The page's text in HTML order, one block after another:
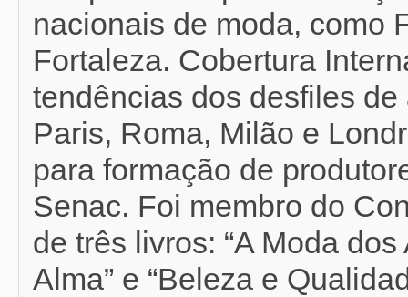
nacionais de moda, como
Fortaleza. Cobertura
tendências dos desfiles
Paris, Roma, Milão e
para formação de
Senac. Foi membro do
de três livros: “A Moda
Alma” e “Beleza e